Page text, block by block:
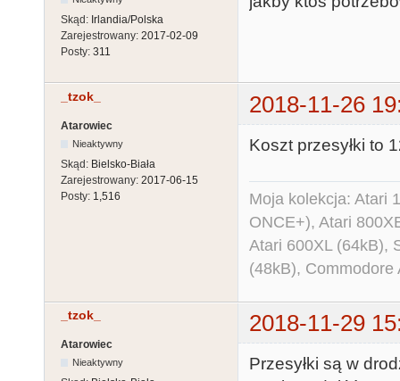
Skąd: Irlandia/Polska
Zarejestrowany: 2017-02-09
Posty: 311
_tzok_ 2018-11-26
Atarowiec
Nieaktywny
Skąd: Bielsko-Biała
Zarejestrowany: 2017-06-15
Posty: 1,516
Koszt przesyłki to
Moja kolekcja: Atari
ONCE+), Atari
Atari 600XL (64kB),
(48kB),
_tzok_ 2018-11-29
Atarowiec
Nieaktywny
Przesyłki są w